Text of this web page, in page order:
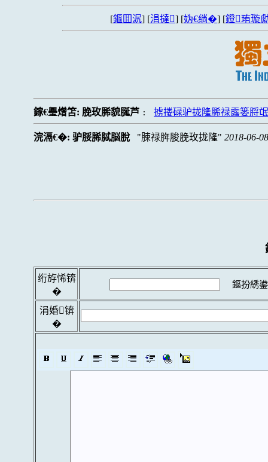
[鏂囬泦] [涓撻] [妫€绱�] [鐙珛璇
鎵€璺熷笘: 脕玫脪貌脠芦 : 掳搂碌驴拢隆脪禄露篓脟
浣滆€�:驴脮脪脦脳脫 脨禄脌脧脕玫拢隆 2018-06-
绗斿悕锛
�
鏂扮綉
涓婚锛
�